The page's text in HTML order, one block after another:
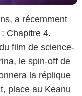
a récemment
Chapitre 4.
film de science-
, le spin-off de
la réplique
place au Keanu